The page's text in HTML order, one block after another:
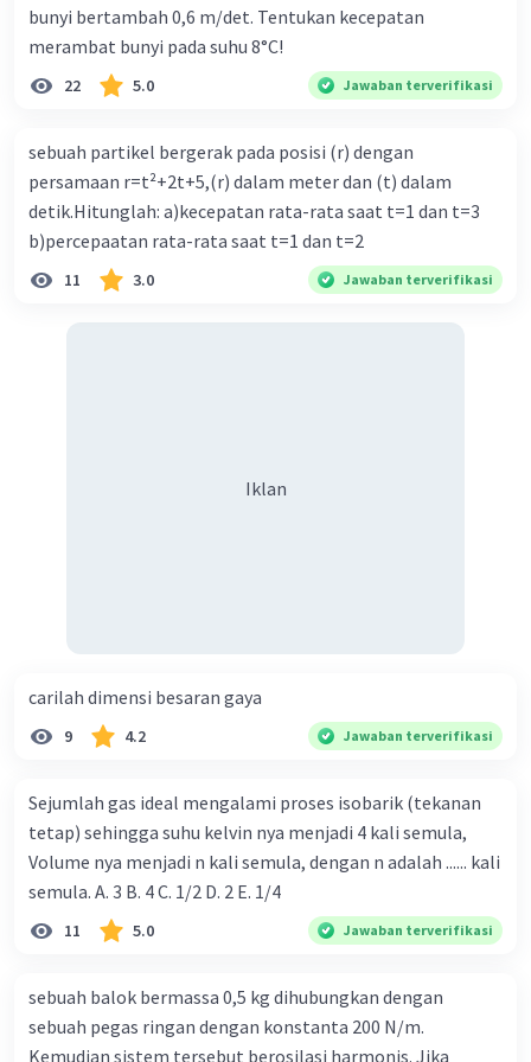
Iklan
bunyi bertambah 0,6 m/det. Tentukan kecepatan
merambat bunyi pada suhu 8°C!
22 5.0 Jawaban terverifikasi
sebuah partikel bergerak pada posisi (r) dengan
persamaan r=t²+2t+5,(r) dalam meter dan (t) dalam
detik.Hitunglah: a)kecepatan rata-rata saat t=1 dan t=3
b)percepaatan rata-rata saat t=1 dan t=2
11 3.0 Jawaban terverifikasi
Iklan
carilah dimensi besaran gaya
9 4.2 Jawaban terverifikasi
Sejumlah gas ideal mengalami proses isobarik (tekanan
tetap) sehingga suhu kelvin nya menjadi 4 kali semula,
Volume nya menjadi n kali semula, dengan n adalah ...... kali
semula. A. 3 B. 4 C. 1/2 D. 2 E. 1/4
11 5.0 Jawaban terverifikasi
sebuah balok bermassa 0,5 kg dihubungkan dengan
sebuah pegas ringan dengan konstanta 200 N/m.
Kemudian sistem tersebut berosilasi harmonis. Jika